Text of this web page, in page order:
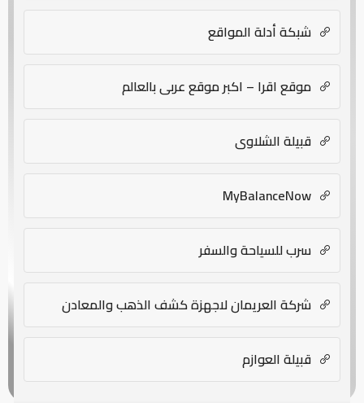
شبكة أدلة المواقع
موقع اقرا – اكبر موقع عربي بالعالم
قبيلة الشلاوى
MyBalanceNow
سرب للسياحة والسفر
شركة العريمان لاجهزة كشف الذهب والمعادن
قبيلة العوازم